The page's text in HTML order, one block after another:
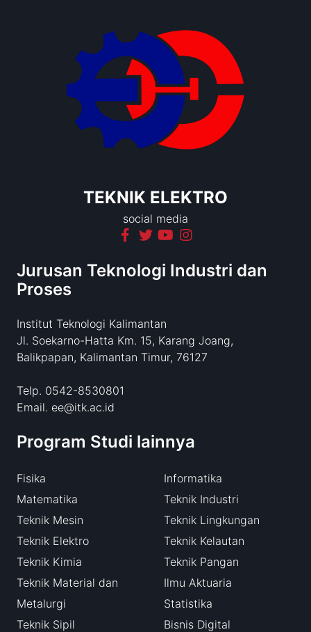
TEKNIK ELEKTRO
social media
Jurusan Teknologi Industri dan
Proses
Institut Teknologi Kalimantan
Jl. Soekarno-Hatta Km. 15, Karang Joang,
Balikpapan, Kalimantan Timur, 76127
Telp. 0542-8530801
Email. ee@itk.ac.id
Program Studi lainnya
Fisika
Matematika
Teknik Mesin
Teknik Elektro
Teknik Kimia
Teknik Material dan
Metalurgi
Teknik Sipil
Informatika
Teknik Industri
Teknik Lingkungan
Teknik Kelautan
Teknik Pangan
Ilmu Aktuaria
Statistika
Bisnis Digital